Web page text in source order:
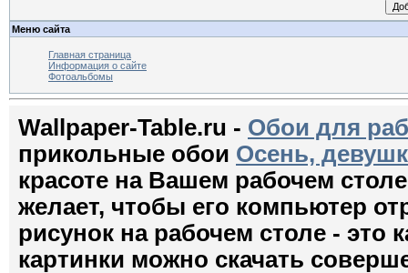
Меню сайта
Главная страница
Информация о сайте
Фотоальбомы
Wallpaper-Table.ru - Обои для
прикольные обои Осень,
красоте на Вашем рабочем
желает, чтобы его компьютер
рисунок на рабочем столе - это
картинки можно скачать